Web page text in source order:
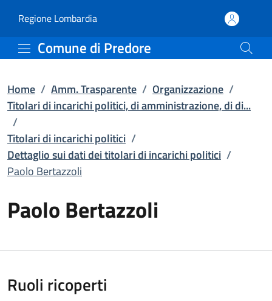
Paolo Bertazzoli |
Regione Lombardia(apre in un'altra scheda).
Comune di Predore
Home / Amm. Trasparente / Organizzazione /
Titolari di incarichi politici, di amministrazione, di di...
/
Titolari di incarichi politici /
Dettaglio sui dati dei titolari di incarichi politici /
Paolo Bertazzoli
Paolo Bertazzoli
Ruoli ricoperti